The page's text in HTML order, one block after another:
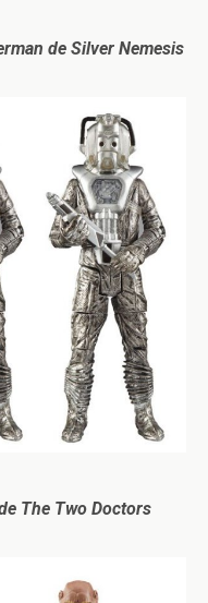
de Silver Nemesis
The Two Doctors